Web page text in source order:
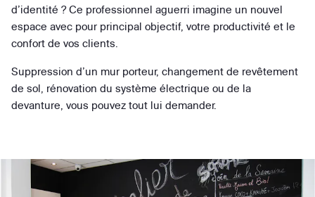
d’identité ? Ce professionnel aguerri imagine un nouvel
espace avec pour principal objectif, votre productivité et le
confort de vos clients.
Suppression d’un mur porteur, changement de revêtement
de sol, rénovation du système électrique ou de la
devanture, vous pouvez tout lui demander.